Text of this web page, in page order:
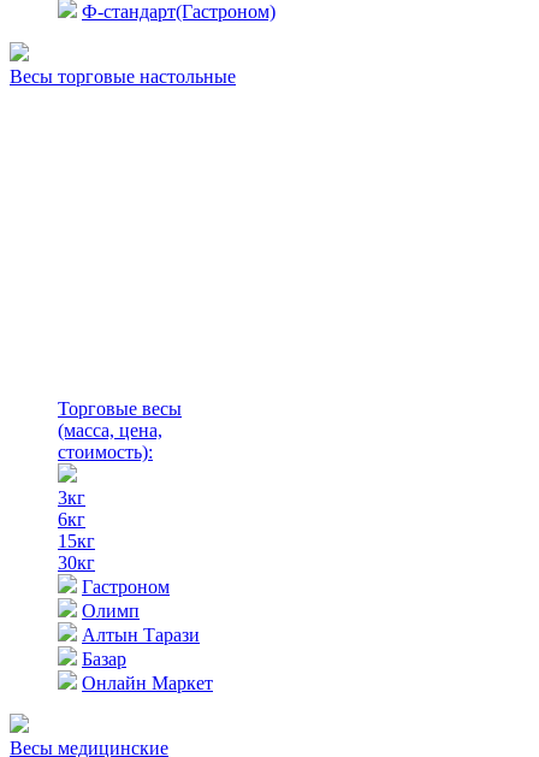
Ф-стандарт(Гастроном)
Весы торговые настольные
Торговые весы
(масса, цена,
стоимость):
3кг
6кг
15кг
30кг
Гастроном
Олимп
Алтын Тарази
Базар
Онлайн Маркет
Весы медицинские